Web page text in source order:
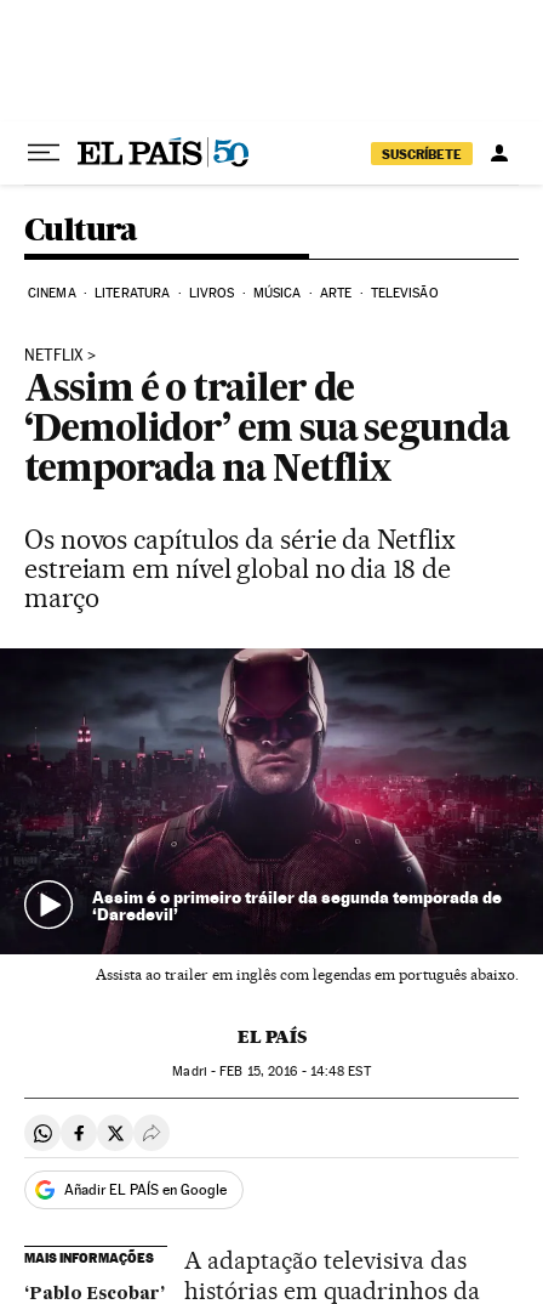
SUSCRÍBETE
Cultura
CINEMA LITERATURA LIVROS MÚSICA ARTE TELEVISÃO
NETFLIX
Assim é o trailer de
‘Demolidor’ em sua segunda
temporada na Netflix
Os novos capítulos da série da Netflix
estreiam em nível global no dia 18 de
março
Assim é o primeiro tráiler da segunda temporada de
‘Daredevil’
Assista ao trailer em inglês com legendas em português abaixo.
EL PAÍS
Madri -FEB 15, 2016 - 14:48 EST
Compartir en Whatsapp
Compartir en Facebook
Compartir en Twitter
Desplegar Redes Sociales
Añadir EL PAÍS en Google
MAIS INFORMAÇÕES
‘Pablo Escobar’
A adaptação televisiva das
histórias em quadrinhos da